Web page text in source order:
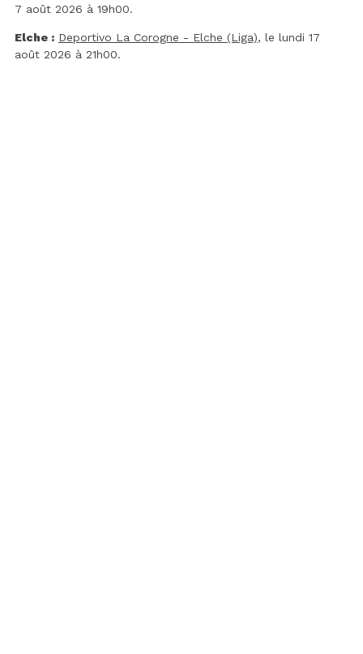
7 août 2026 à 19h00.
Elche : Deportivo La Corogne - Elche (Liga), le lundi 17
août 2026 à 21h00.